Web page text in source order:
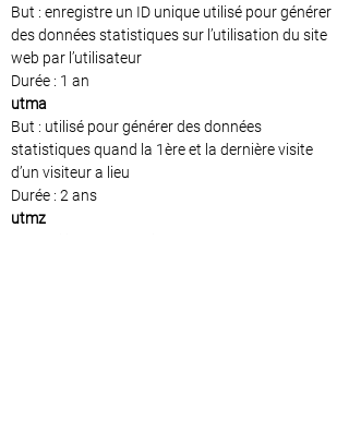
But : enregistre un ID unique utilisé pour générer
des données statistiques sur l’utilisation du site
web par l’utilisateur
Durée : 1 an
utma
But : utilisé pour générer des données
statistiques quand la 1ère et la dernière visite
d’un visiteur a lieu
Durée : 2 ans
utmz